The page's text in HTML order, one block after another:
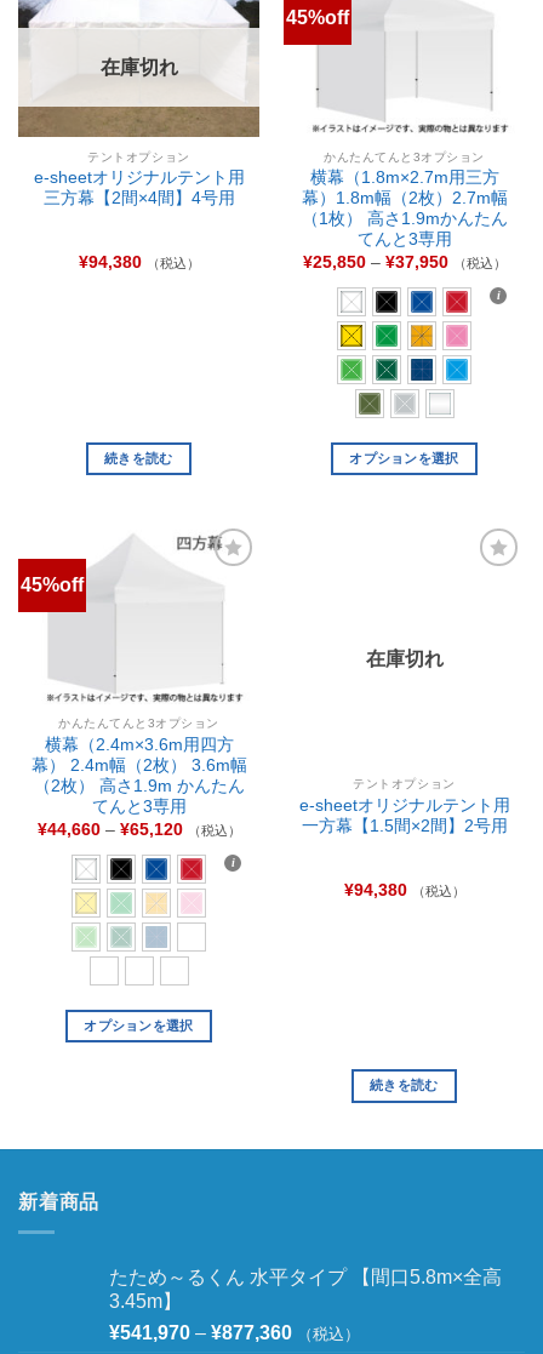
お気
在庫切れ
テントオプション
e-sheetオリジナルテント用
三方幕【2間×4間】4号用
¥94,380 （税込）
続きを読む
45%off
お気
に入
かんたんてんと3オプション
横幕（1.8m×2.7m用三方
幕）1.8m幅（2枚）2.7m幅
（1枚） 高さ1.9mかんたん
てんと3専用
¥25,850– ¥37,950 （税込）
オプションを選択
45%off
お気
に入
かんたんてんと3オプション
横幕（2.4m×3.6m用四方
幕） 2.4m幅（2枚） 3.6m幅
（2枚） 高さ1.9m かんたん
てんと3専用
¥44,660– ¥65,120 （税込）
オプションを選択
在庫切れ
テントオプション
e-sheetオリジナルテント用
一方幕【1.5間×2間】2号用
¥94,380 （税込）
続きを読む
新着商品
たため～るくん 水平タイプ 【間口5.8m×全高
3.45m】
¥541,970 – ¥877,360 （税込）